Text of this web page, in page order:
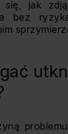
się, jak
bez